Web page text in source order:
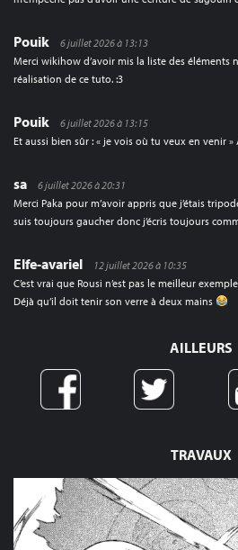
TRAVAUX
Pouik
6 juillet 2026 à 13:13
Merci wikihow d’avoir mis la liste des éléments
réalisation de ce tuto. :3
Pouik
6 juillet 2026 à 13:15
Et aussi bien sûr : « je vois où tu veux en venir »
sa
6 juillet 2026 à 20:31
Merci Paka pour m’avoir appris que j’étais
suis toujours gaucher donc j’écris toujours
Elfe-avariel
12 juillet 2026 à 10:35
C’est vrai que Rousi n’est pas le meilleur
Déjà qu’il doit tenir son verre à deux mains
AILLEURS